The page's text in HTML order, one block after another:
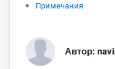
Примечания
Автор: